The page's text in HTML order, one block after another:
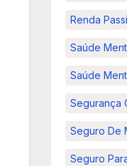
Renda
Saúde
Saúde
Segurança
Seguro De
Seguro